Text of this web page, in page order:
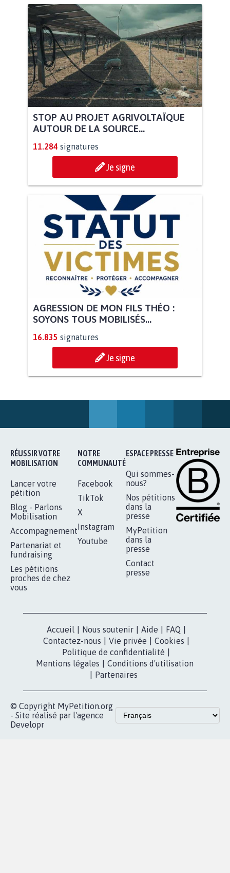
STOP AU PROJET AGRIVOLTAÏQUE
AUTOUR DE LA SOURCE...
11.284 signatures
Je signe
AGRESSION DE MON FILS THÉO :
SOYONS TOUS MOBILISÉS...
16.835 signatures
Je signe
RÉUSSIR VOTRE
MOBILISATION
Lancer votre
pétition
Blog - Parlons
Mobilisation
Accompagnement
Partenariat et
fundraising
Les pétitions
proches de chez
vous
NOTRE
COMMUNAUTÉ
Facebook
TikTok
X
Instagram
Youtube
ESPACE PRESSE
Qui sommes-
nous?
Nos pétitions
dans la
presse
MyPetition
dans la
presse
Contact
presse
Accueil Nous soutenir Aide FAQ
Contactez-nous
Vie privée Cookies
Politique de confidentialité
Mentions légales
Conditions d'utilisation
Partenaires
© Copyright MyPetition.org
- Site réalisé par l'agence
Developr